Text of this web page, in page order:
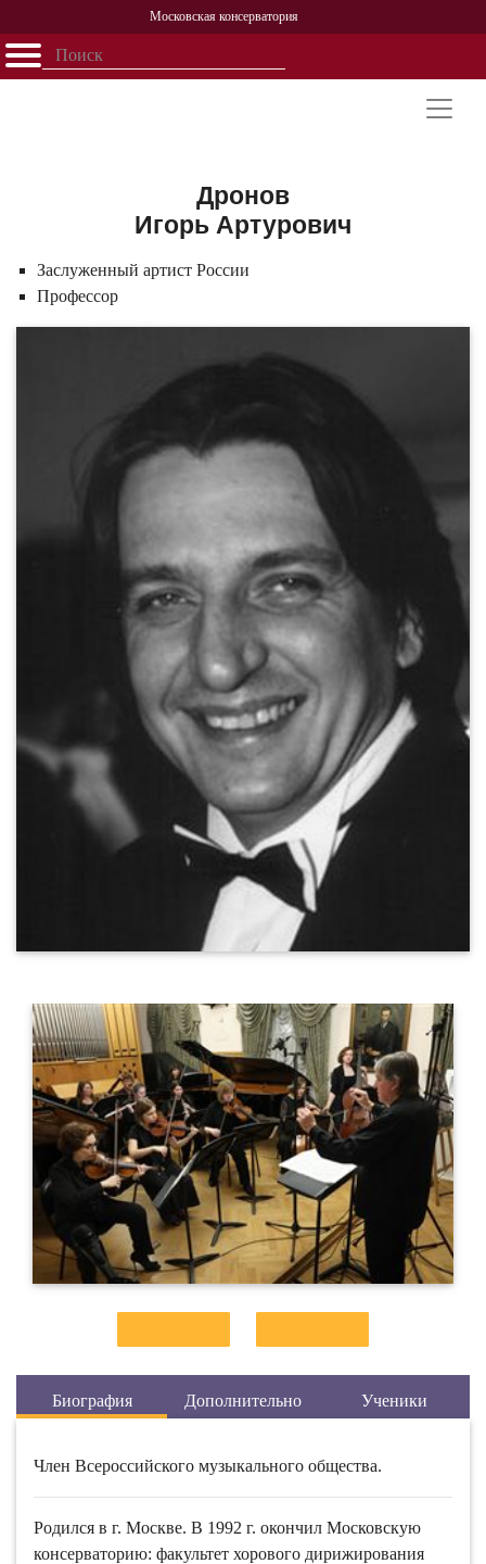
Московская консерватория
Открыть - закрыть
Персоналии
История
Дронов
Игорь Артурович
Заслуженный артист России
Профессор
Биография Дополнительно Ученики
Член Всероссийского музыкального общества.
Родился в г. Москве. В 1992 г. окончил Московскую
консерваторию: факультет хорового дирижирования